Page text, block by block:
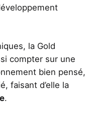
la Gold
compter sur une
bien pensé,
faisant d’elle la
.